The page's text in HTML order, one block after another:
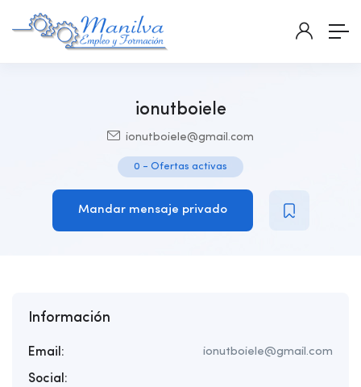
ionutboiele
ionutboiele@gmail.com
0 - Ofertas activas
Mandar mensaje privado
Información
Email: ionutboiele@gmail.com
Social: